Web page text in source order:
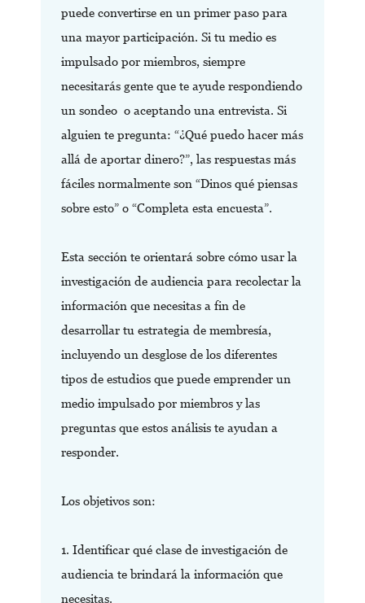
puede convertirse en un primer paso para
una mayor participación. Si tu medio es
impulsado por miembros, siempre
necesitarás gente que te ayude respondiendo
un sondeo o aceptando una entrevista. Si
alguien te pregunta: “¿Qué puedo hacer más
allá de aportar dinero?”, las respuestas más
fáciles normalmente son “Dinos qué piensas
sobre esto” o “Completa esta encuesta”.
Esta sección te orientará sobre cómo usar la
investigación de audiencia para recolectar la
información que necesitas a fin de
desarrollar tu estrategia de membresía,
incluyendo un desglose de los diferentes
tipos de estudios que puede emprender un
medio impulsado por miembros y las
preguntas que estos análisis te ayudan a
responder.
Los objetivos son:
1. Identificar qué clase de investigación de
audiencia te brindará la información que
necesitas.